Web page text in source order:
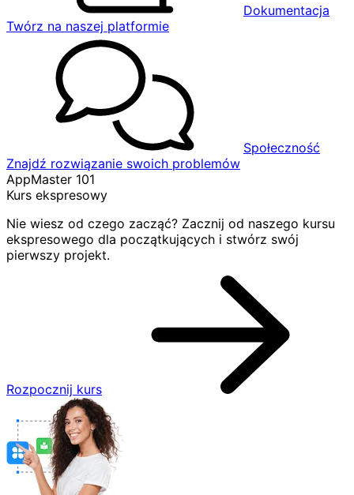
Dokumentacja
Twórz na naszej platformie
Społeczność
Znajdź rozwiązanie swoich problemów
AppMaster 101
Kurs ekspresowy
Nie wiesz od czego zacząć? Zacznij od naszego kursu
ekspresowego dla początkujących i stwórz swój
pierwszy projekt.
Rozpocznij kurs